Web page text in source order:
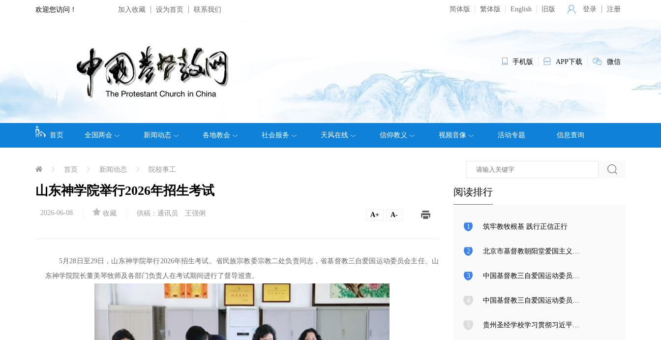
欢迎您访问！ 加入收藏 设为首页 联系我们 简体版 繁体版 English 旧版 登录 注册
手机版 APP下载 微信
首页 全国两会 新闻动态 各地教会 社会服务 天风在线 信仰教义 视频音像 活动专题 信息查询
首页 新闻动态 院校事工
山东神学院举行2026年招生考试
2026-06-08 收藏 供稿：通讯员 王强俐 A+ A-
5月28日至29日，山东神学院举行2026年招生考试。省民族宗教委宗教二处负责同志，省基督教三自爱国运动委员会主任、山
东神学院院长董美琴牧师及各部门负责人在考试期间进行了督导巡查。
阅读排行
1 筑牢教牧根基 践行正信正行
2 北京市基督教朝阳堂爱国主义教育学习访问团一行来访
3 中国基督教三自爱国运动委员会2026年度公开招聘工作人员面试公告
4 中国基督教三自爱国运动委员会2026年度公开招聘应届高校毕业生面试公告
5 贵州圣经学校学习贯彻习近平总书记在庆祝中国共产党成立105周年大会上的重要讲话精神